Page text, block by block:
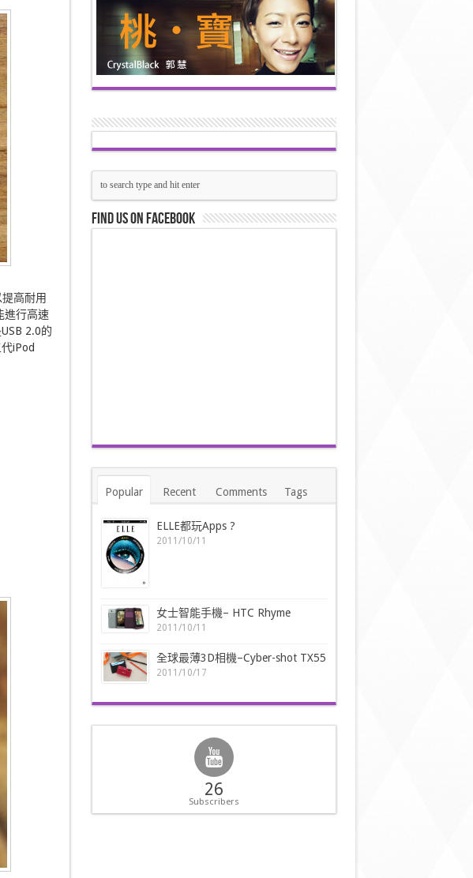
高耐用
進行高速
2.0的
iPod
Find us on Facebook
Popular Recent Comments Tags
ELLE都玩Apps ?
2011/10/11
女士智能手機– HTC Rhyme
2011/10/11
全球最薄3D相機–Cyber-shot TX55
2011/10/17
26
Subscribers